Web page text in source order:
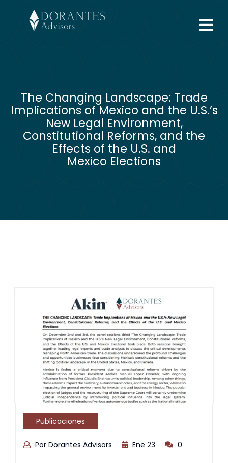
The Changing Landscape: Trade
Implications of Mexico and the U.S.’s
New Legal Environment,
Constitutional Reforms, and the
Effects of the U.S. and
Mexico Elections
Publicaciones
Por Dorantes Advisors Ene 23 0